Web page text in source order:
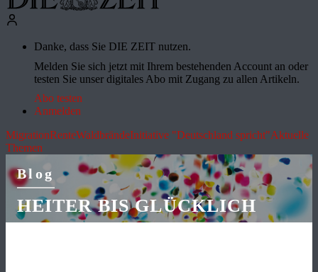
Danke, dass Sie DIE ZEIT nutzen.
Melden Sie sich jetzt mit Ihrem bestehenden Account an oder
testen Sie unser digitales Abo mit Zugang zu allen Artikeln.
Abo testen
Anmelden
MigrationRenteWaldbrändeInitiative "Deutschland spricht"Aktuelle
Themen
Blog
HEITER BIS GLÜCKLICH